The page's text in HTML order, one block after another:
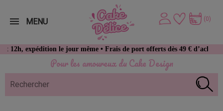
Pour les amoureux du Cake Design
expédition le jour même • Frais de port offerts dès 49 € d’achat
(0)
MENU